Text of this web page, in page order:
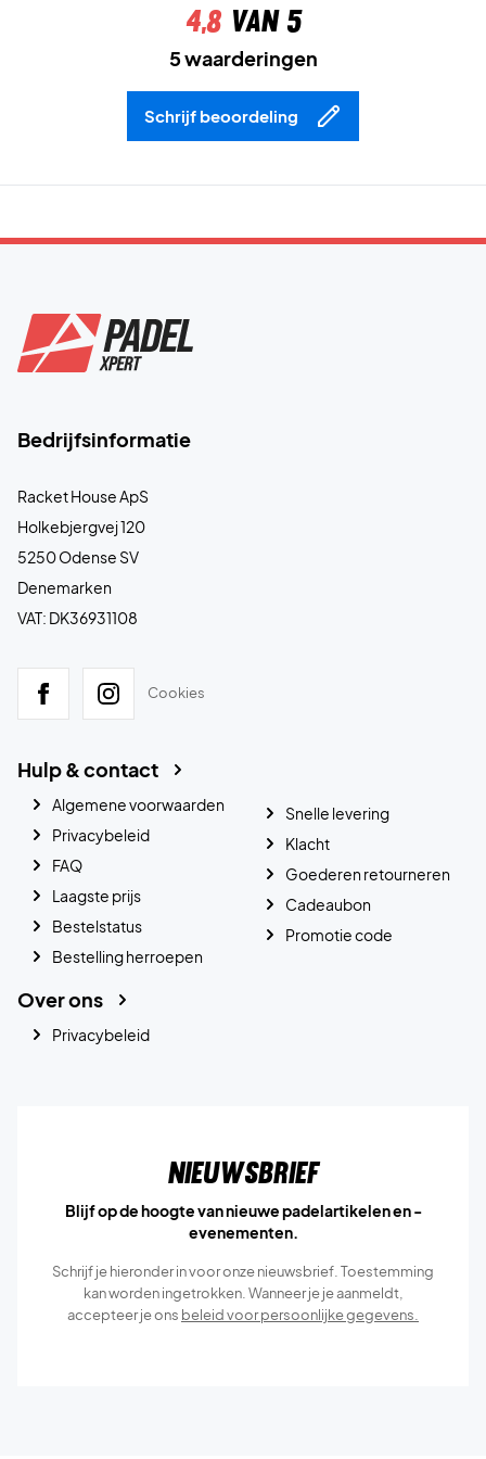
4,8van 5
5 waarderingen
Schrijf beoordeling
Bedrijfsinformatie
Racket House ApS
Holkebjergvej 120
5250 Odense SV
Denemarken
VAT: DK36931108
Cookies
Hulp & contact
Algemene voorwaarden
Privacybeleid
FAQ
Laagste prijs
Bestelstatus
Bestelling herroepen
Snelle levering
Klacht
Goederen retourneren
Cadeaubon
Promotie code
Over ons
Privacybeleid
Nieuwsbrief
Blijf op de hoogte van nieuwe padelartikelen en -
evenementen.
Schrijf je hieronder in voor onze nieuwsbrief. Toestemming
kan worden ingetrokken. Wanneer je je aanmeldt,
accepteer je ons beleid voor persoonlijke gegevens.